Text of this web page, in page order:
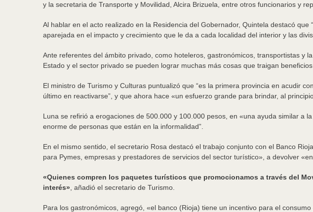
y la secretaria de Transporte y Movilidad, Alcira Brizuela, entre otros funcionarios y
Al hablar en el acto realizado en la Residencia del Gobernador, Quintela destacó
aparejada en el impacto y crecimiento que le da a cada localidad del interior y las
Ante referentes del ámbito privado, como hoteleros, gastronómicos, transportistas y
Estado y el sector privado se pueden lograr muchas más cosas que traigan
El ministro de Turismo y Culturas puntualizó que “es la primera provincia en acudir
último en reactivarse”, y que ahora hace «un esfuerzo grande para brindar, al
Luna se refirió a erogaciones de 500.000 y 100.000 pesos, en «una ayuda similar a
enorme de personas que están en la informalidad”.
En el mismo sentido, el secretario Rosa destacó el trabajo conjunto con el Banco
para Pymes, empresas y prestadores de servicios del sector turístico», a devolver
«Quienes compren los paquetes turísticos que promocionamos a través del
interés» , añadió el secretario de Turismo.
Para los gastronómicos, agregó, «el banco (Rioja) tiene un incentivo para el